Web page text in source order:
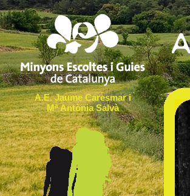
A.E. Jaume Caresmar i
Mª Antònia Salvà